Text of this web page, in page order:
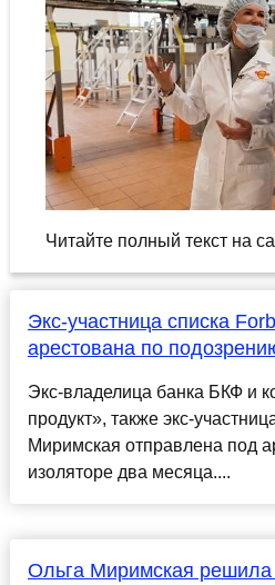
Читайте полный текст на
Экс-участница списка
арестована по
Экс-владелица банка БКФ и
продукт», также экс-
Миримская отправлена под
изоляторе два месяца....
Ольга Миримская решила